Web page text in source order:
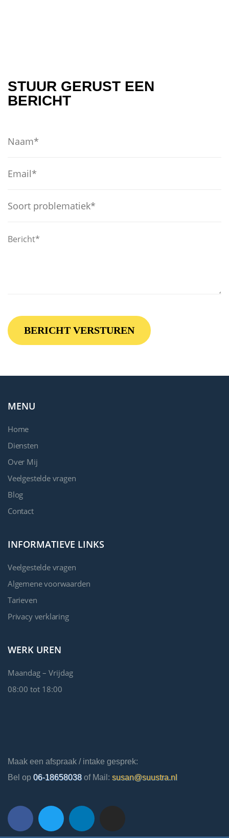
STUUR GERUST EEN
BERICHT
MENU
Home
Diensten
Over Mij
Veelgestelde vragen
Blog
Contact
INFORMATIEVE LINKS
Veelgestelde vragen
Algemene voorwaarden
Tarieven
Privacy verklaring
WERK UREN
Maandag – Vrijdag
08:00 tot 18:00
Maak een afspraak / intake gesprek:
Bel op 06-18658038 of Mail: susan@suustra.nl